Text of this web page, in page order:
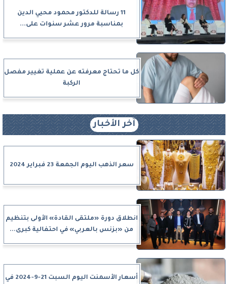
11 رسالة للدكتور محمود محيي الدين
بمناسبة مرور عشر سنوات على...
كل ما تحتاج معرفته عن عملية تغيير مفصل
الركبة
آخر الأخبار
سعر الذهب اليوم الجمعة 23 فبراير 2024
انطلاق دورة «ملتقى القادة» الأولى بتنظيم
من «بزنس بالعربي» في احتفالية كبرى...
أسعار الأسمنت اليوم السبت 21-9-2024 في